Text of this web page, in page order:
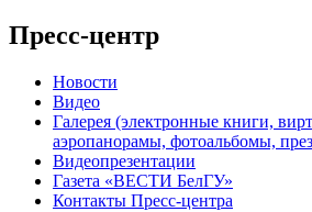
Пресс-центр
Новости
Видео
Галерея (электронные книги,
аэропанорамы, фотоальбомы,
Видеопрезентации
Газета «ВЕСТИ БелГУ»
Контакты Пресс-центра